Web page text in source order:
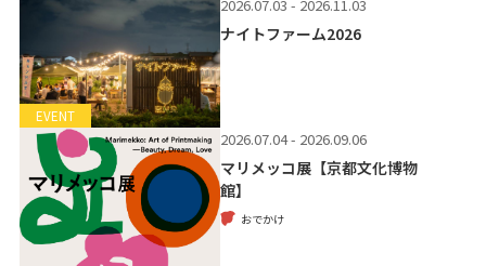
EVENT
2026.07.03 - 2026.11.03
ナイトファーム2026
2026.07.04 - 2026.09.06
マリメッコ展【京都文化博物
館】
おでかけ